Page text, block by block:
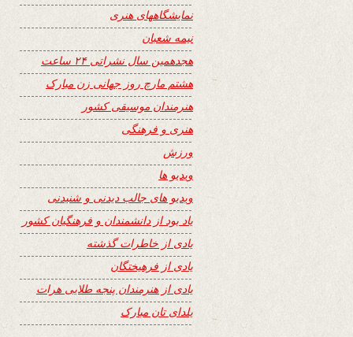
نمایشگاههای هنری
نیمه شعبان
هجدهمین سال نشراتی ۲۴ ساعت
هشتم مارچ روز جهانی زن مبارک
هنرمندان موسیقی کشور
هنری و فرهنگی
ورزش
ویدیو ها
ویدیو های جالب دیدنی و شنیدنی
یاد بود از دانشمندان و فرهنگیان کشور
یادی از خاطرات گذشته
یادی از فرهیختگان
یادی از هنرمندان پنجه طلایی هرات
یلدای تان مبارک